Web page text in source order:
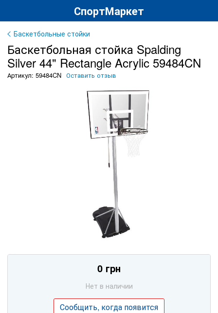
СпортМаркет
Баскетбольные стойки
Баскетбольная стойка Spalding
Silver 44" Rectangle Acrylic 59484CN
Артикул: 59484CN Оставить отзыв
0 грн
Нет в наличии
Сообщить, когда появится